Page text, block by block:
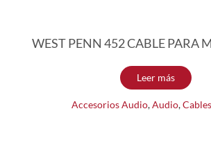
WEST PENN 452 CABLE PARA
Leer más
Accesorios Audio,Audio,